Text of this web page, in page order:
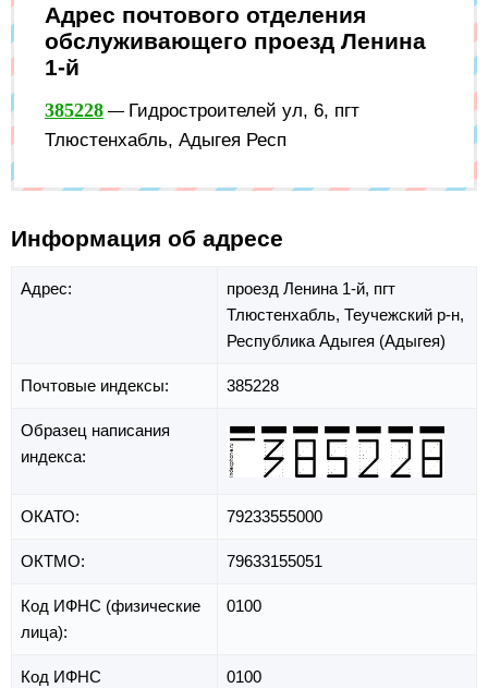
Адрес почтового отделения
обслуживающего проезд Ленина
1-й
385228 — Гидростроителей ул, 6, пгт
Тлюстенхабль, Адыгея Респ
Информация об адресе
Адрес: проезд Ленина 1-й, пгт
Тлюстенхабль, Теучежский р-н,
Республика Адыгея (Адыгея)
Почтовые индексы: 385228
Образец написания
индекса:
ОКАТО: 79233555000
ОКТМО: 79633155051
Код ИФНС (физические
лица):
0100
Код ИФНС
0100